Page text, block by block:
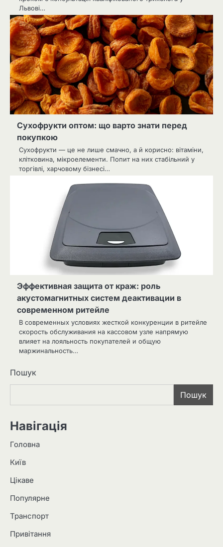
Львові…
Сухофрукти оптом: що варто знати перед
покупкою
Сухофрукти — це не лише смачно, а й корисно: вітаміни,
клітковина, мікроелементи. Попит на них стабільний у
торгівлі, харчовому бізнесі…
Эффективная защита от краж: роль
акустомагнитных систем деактивации в
современном ритейле
В современных условиях жесткой конкуренции в ритейле
скорость обслуживания на кассовом узле напрямую
влияет на лояльность покупателей и общую
маржинальность…
Пошук
Пошук
Навігація
Головна
Київ
Цікаве
Популярне
Транспорт
Привітання